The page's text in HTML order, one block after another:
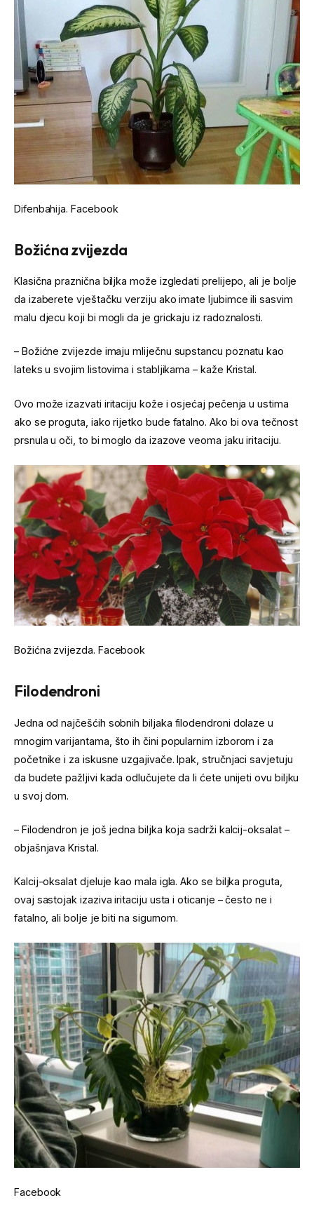
Difenbahija.Facebook
Božićna zvijezda
Klasična praznična biljka može izgledati prelijepo, ali je bolje
da izaberete vještačku verziju ako imate ljubimce ili sasvim
malu djecu koji bi mogli da je grickaju iz radoznalosti.
– Božićne zvijezde imaju mliječnu supstancu poznatu kao
lateks u svojim listovima i stabljikama – kaže Kristal.
Ovo može izazvati iritaciju kože i osjećaj pečenja u ustima
ako se proguta, iako rijetko bude fatalno. Ako bi ova tečnost
prsnula u oči, to bi moglo da izazove veoma jaku iritaciju.
Božićna zvijezda. Facebook
Filodendroni
Jedna od najčešćih sobnih biljaka filodendroni dolaze u
mnogim varijantama, što ih čini popularnim izborom i za
početnike i za iskusne uzgajivače. Ipak, stručnjaci savjetuju
da budete pažljivi kada odlučujete da li ćete unijeti ovu biljku
u svoj dom.
– Filodendron je još jedna biljka koja sadrži kalcij-oksalat –
objašnjava Kristal.
Kalcij-oksalat djeluje kao mala igla. Ako se biljka proguta,
ovaj sastojak izaziva iritaciju usta i oticanje – često ne i
fatalno, ali bolje je biti na sigurnom.
Facebook